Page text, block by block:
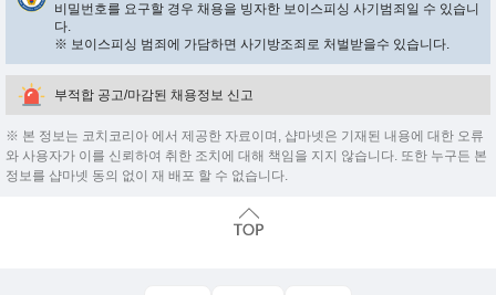
비밀번호를 요구할 경우 채용을 빙자한 보이스피싱 사기범죄일 수 있습니
다.
※ 보이스피싱 범죄에 가담하면 사기방조죄로 처벌받을수 있습니다.
부적합 공고/마감된 채용정보 신고
※ 본 정보는 코치코리아 에서 제공한 자료이며, 샵마넷은 기재된 내용에 대한 오류
와 사용자가 이를 신뢰하여 취한 조치에 대해 책임을 지지 않습니다. 또한 누구든 본
정보를 샵마넷 동의 없이 재 배포 할 수 없습니다.